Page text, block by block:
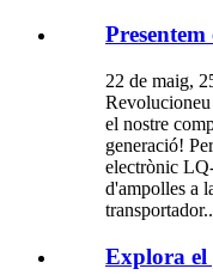
22 de maig,
el nostre
generació!
electrònic
d'ampolles a
Explora el